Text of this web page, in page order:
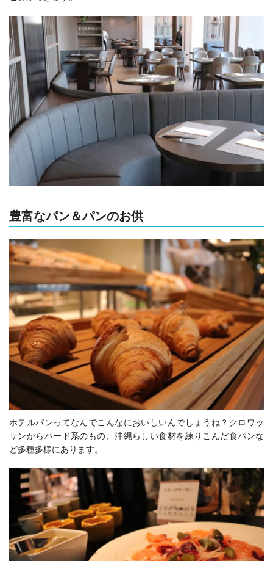
豊富なパン＆パンのお供
ホテルパンってなんでこんなにおいしいんでしょうね？クロワッ
サンからハード系のもの、沖縄らしい食材を練りこんだ食パンな
ど多種多様にあります。